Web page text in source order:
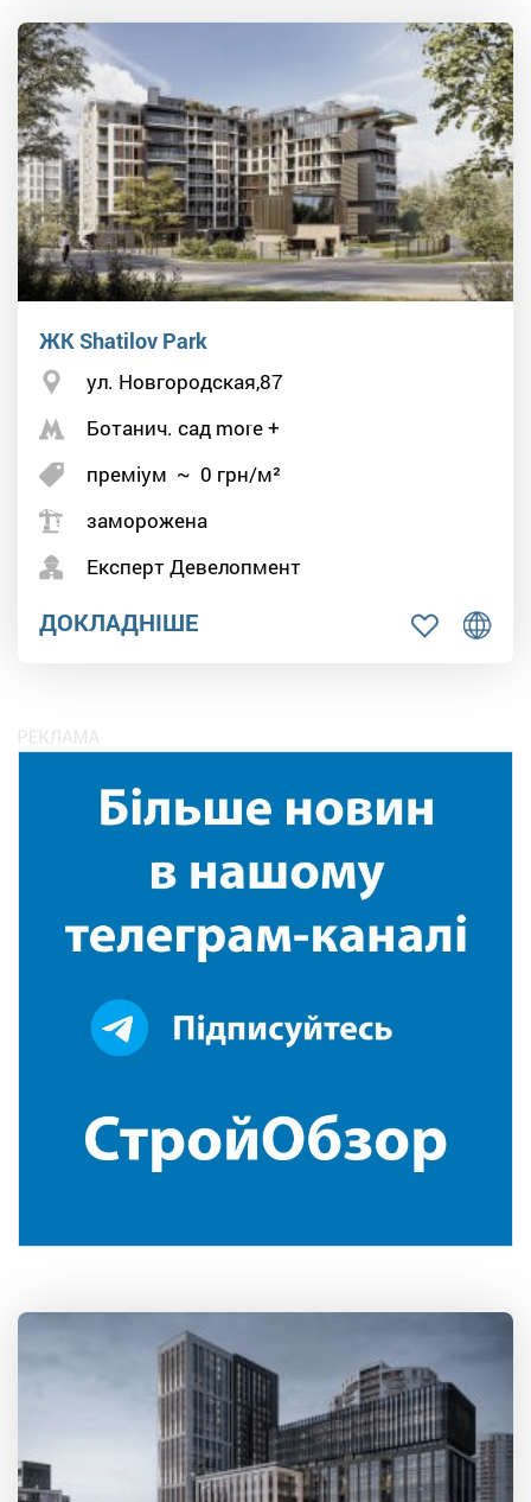
ЖК Shatilov Park
ул. Новгородская,87
Ботанич. сад more +
преміум ~ 0 грн/м²
заморожена
Експерт Девелопмент
ДОКЛАДНІШЕ